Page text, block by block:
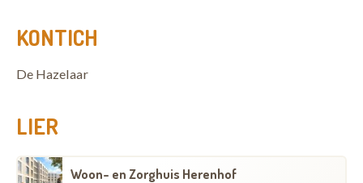
KONTICH
De Hazelaar
LIER
Woon- en Zorghuis Herenhof